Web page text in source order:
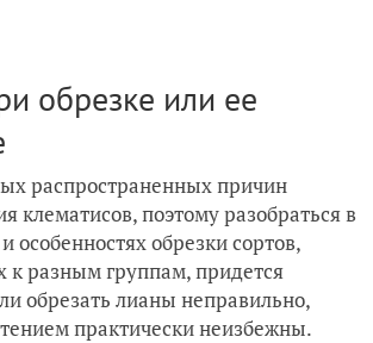
обрезке или ее
распространенных причин
клематисов, поэтому разобраться в
особенностях обрезки сортов,
разным группам, придется
обрезать лианы неправильно,
практически неизбежны.